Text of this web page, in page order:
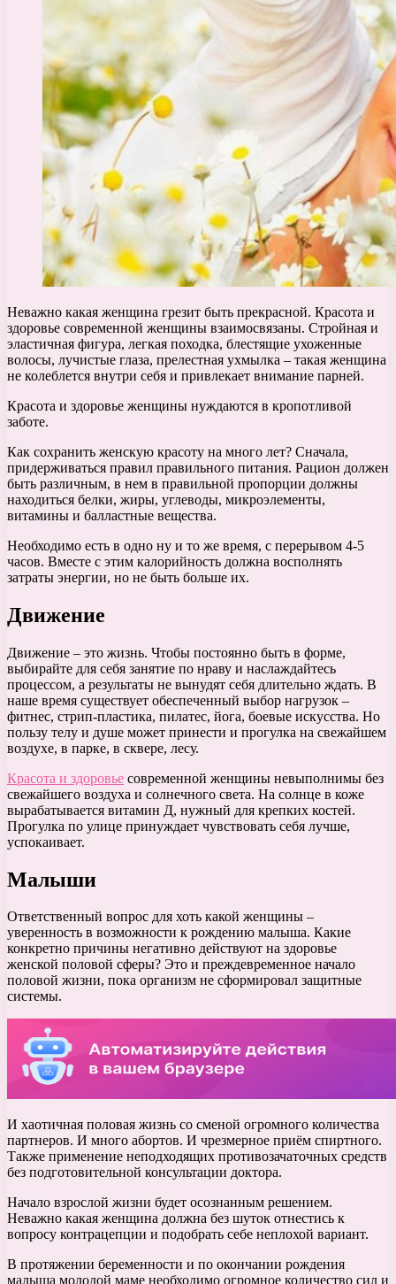
Неважно какая женщина грезит быть прекрасной. Красота и
здоровье современной женщины взаимосвязаны. Стройная и
эластичная фигура, легкая походка, блестящие ухоженные
волосы, лучистые глаза, прелестная ухмылка – такая женщина
не колеблется внутри себя и привлекает внимание парней.
Красота и здоровье женщины нуждаются в кропотливой
заботе.
Как сохранить женскую красоту на много лет? Сначала,
придерживаться правил правильного питания. Рацион должен
быть различным, в нем в правильной пропорции должны
находиться белки, жиры, углеводы, микроэлементы,
витамины и балластные вещества.
Необходимо есть в одно ну и то же время, с перерывом 4-5
часов. Вместе с этим калорийность должна восполнять
затраты энергии, но не быть больше их.
Движение
Движение – это жизнь. Чтобы постоянно быть в форме,
выбирайте для себя занятие по нраву и наслаждайтесь
процессом, а результаты не вынудят себя длительно ждать. В
наше время существует обеспеченный выбор нагрузок –
фитнес, стрип-пластика, пилатес, йога, боевые искусства. Но
пользу телу и душе может принести и прогулка на свежайшем
воздухе, в парке, в сквере, лесу.
Красота и здоровье современной женщины невыполнимы без
свежайшего воздуха и солнечного света. На солнце в коже
вырабатывается витамин Д, нужный для крепких костей.
Прогулка по улице принуждает чувствовать себя лучше,
успокаивает.
Малыши
Ответственный вопрос для хоть какой женщины –
уверенность в возможности к рождению малыша. Какие
конкретно причины негативно действуют на здоровье
женской половой сферы? Это и преждевременное начало
половой жизни, пока организм не сформировал защитные
системы.
И хаотичная половая жизнь со сменой огромного количества
партнеров. И много абортов. И чрезмерное приём спиртного.
Также применение неподходящих противозачаточных средств
без подготовительной консультации доктора.
Начало взрослой жизни будет осознанным решением.
Неважно какая женщина должна без шуток отнестись к
вопросу контрацепции и подобрать себе неплохой вариант.
В протяжении беременности и по окончании рождения
малыша молодой маме необходимо огромное количество сил и